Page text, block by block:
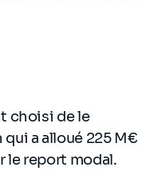
choisi de le
a alloué 225 M€
le report modal.